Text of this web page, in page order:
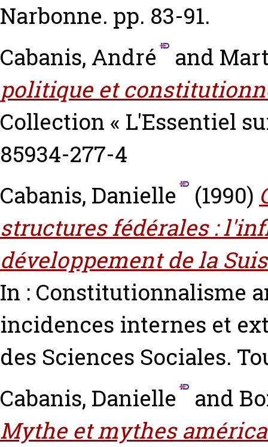
Narbonne. pp. 83-91.
Cabanis, André
and
politique et
Collection « L'Essentiel
85934-277-4
Cabanis, Danielle
(1990)
structures fédérales :
développement de la
In : Constitutionnalisme
incidences internes et
des Sciences Sociales.
Cabanis, Danielle
and
Mythe et mythes